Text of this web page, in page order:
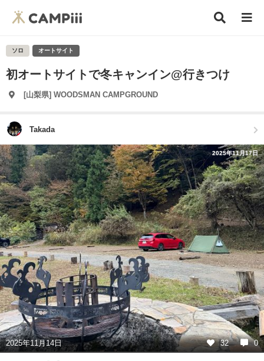
ソロ オートサイト
初オートサイトで冬キャンイン@行きつけ
[山梨県] WOODSMAN CAMPGROUND
Takada
2025年11月17日
2025年11月14日 32 0